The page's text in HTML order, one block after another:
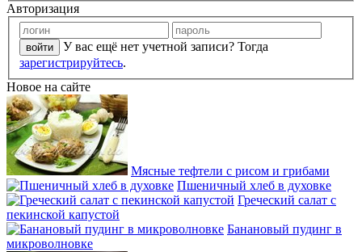
Авторизация
У вас ещё нет учетной записи? Тогда
зарегистрируйтесь.
Новое на сайте
Мясные тефтели с рисом и грибами
Пшеничный хлеб в духовке
Греческий салат с
пекинской капустой
Банановый пудинг в
микроволновке